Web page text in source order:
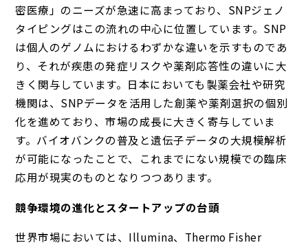
密医療」のニーズが急速に高まっており、SNPジェノ
タイピングはこの流れの中心に位置しています。SNP
は個人のゲノムにおけるわずかな違いを示すものであ
り、それが疾患の発症リスクや薬剤応答性の違いに大
きく関与しています。日本においても製薬会社や研究
機関は、SNPデータを活用した創薬や薬剤選択の個別
化を進めており、市場の成長に大きく寄与していま
す。バイオバンクの普及と遺伝子データの大規模解析
が可能になったことで、これまでにない規模での臨床
応用が現実のものとなりつつあります。
競争環境の進化とスタートアップの台頭
世界市場においては、Illumina、Thermo Fisher